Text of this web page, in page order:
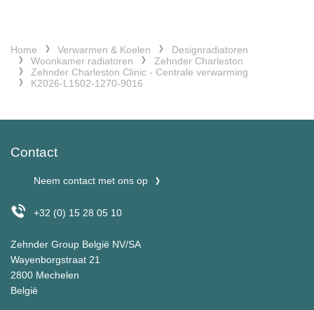
Home Verwarmen & Koelen
Designradiatoren
Woonkamer radiatoren
Zehnder Charleston
Zehnder Charleston Clinic - Centrale verwarming
K2026-L1502-1270-9016
Contact
Neem contact met ons op
+32 (0) 15 28 05 10
Zehnder Group België NV/SA
Wayenborgstraat 21
2800 Mechelen
België